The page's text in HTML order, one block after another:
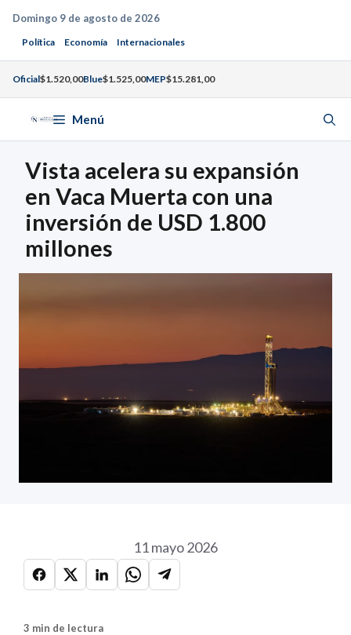
Saltar
contenido
Domingo 9 de agosto de 2026
Política Economía Internacionales
Oficial$1.520,00Blue$1.525,00MEP$15.281,00
Menú
Vista acelera su expansión
en Vaca Muerta con una
inversión de USD 1.800
millones
11 mayo 2026
3 min de lectura